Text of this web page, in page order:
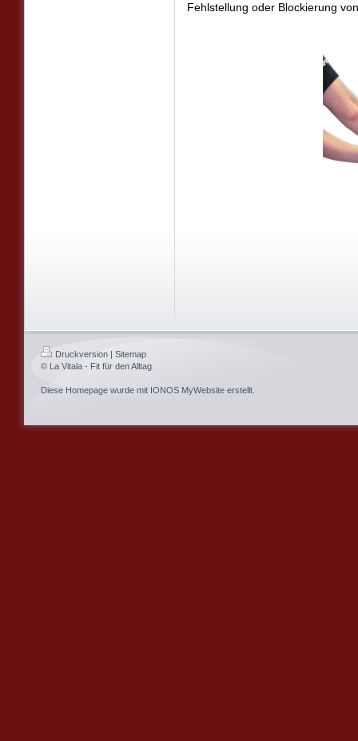
Fehlstellung oder Blockierung
Druckversion | Sitemap
© La Vitala - Fit für den Alltag
Diese Homepage wurde mit IONOS MyWebsite erstellt.